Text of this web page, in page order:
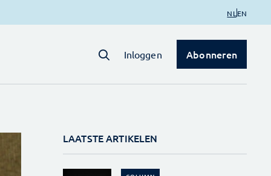
NL EN
Inloggen Abonneren
LAATSTE ARTIKELEN